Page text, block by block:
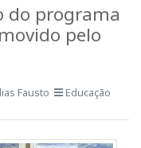
do programa
pelo
Educação